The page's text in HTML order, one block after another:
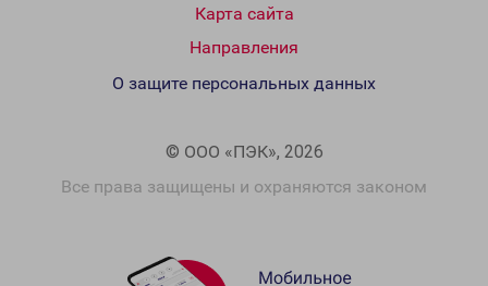
Карта сайта
Направления
© ООО «ПЭК», 2026
Все права защищены и охраняются законом
О защите персональных данных